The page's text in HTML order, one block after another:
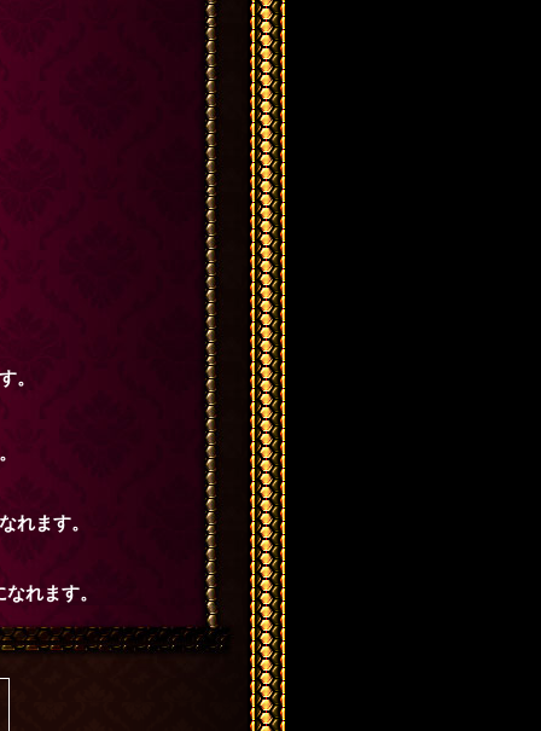
。
れます。
れます。